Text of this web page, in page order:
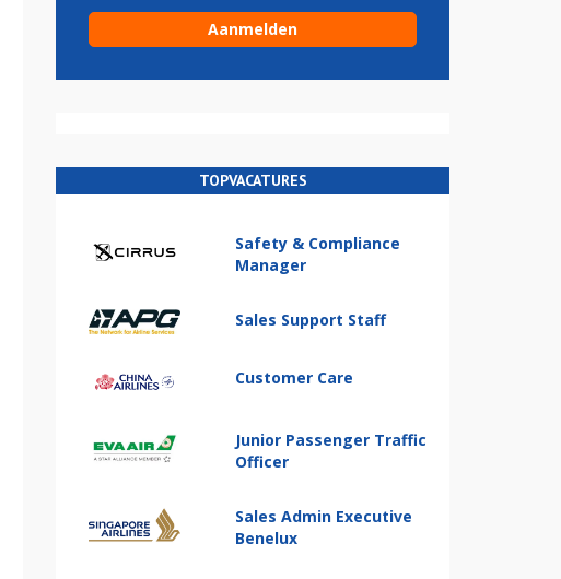
TOPVACATURES
Safety & Compliance
Manager
Sales Support Staff
Customer Care
Junior Passenger Traffic
Officer
Sales Admin Executive
Benelux